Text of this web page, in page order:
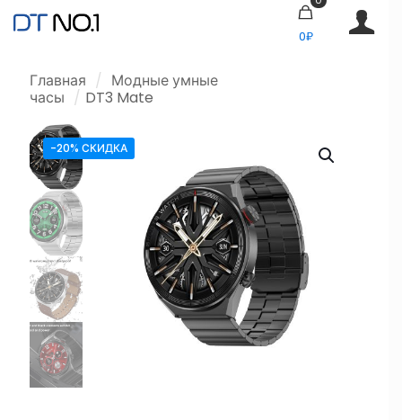
0₽
Главная / Модные умные
часы / DT3 Mate
-20% СКИДКА